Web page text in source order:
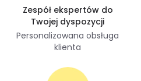
Zespół ekspertów do
Twojej dyspozycji
Personalizowana obsługa
klienta